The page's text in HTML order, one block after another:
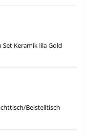
Set Keramik lila Gold
Beistelltisch